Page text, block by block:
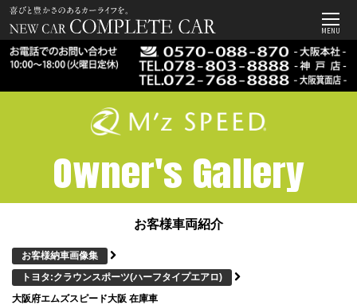
MENU
Owner's Gallery
お客様車両紹介
お客様納車画像集
トヨタ:クラウンスポーツ(ハーフタイプエアロ)
大阪府エムズスピード大阪 在庫車